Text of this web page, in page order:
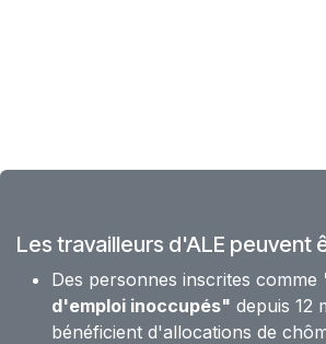
Les travailleurs d'ALE peuvent
Des personnes inscrites comme
d'emploi inoccupés" depuis 12
bénéficient d'allocations de